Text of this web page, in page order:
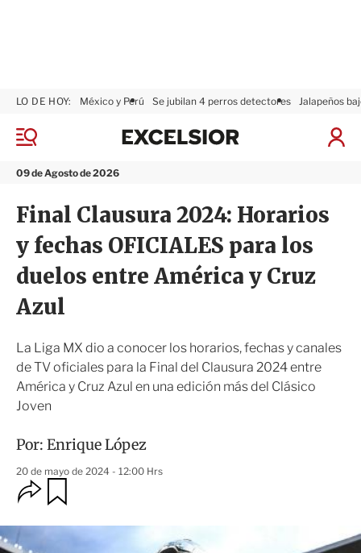
M
n
09 de Agosto de 2026
LO DE HOY: México y Perú Se jubilan 4 perros detectores Jalapeños
I
x
s
i
r
Final Clausura 2024: Horarios
y fechas OFICIALES para los
duelos entre América y Cruz
Azul
La Liga MX dio a conocer los horarios, fechas y canales
de TV oficiales para la Final del Clausura 2024 entre
América y Cruz Azul en una edición más del Clásico
Joven
Por: Enrique López
20 de mayo de 2024 - 12:00 Hrs
O
p
i
r